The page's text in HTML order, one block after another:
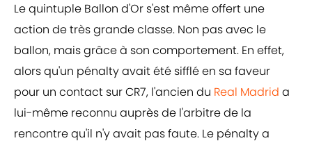
Le quintuple Ballon d'Or s'est même offert une
action de très grande classe. Non pas avec le
ballon, mais grâce à son comportement. En effet,
alors qu'un pénalty avait été sifflé en sa faveur
pour un contact sur CR7, l'ancien du Real Madrid a
lui-même reconnu auprès de l'arbitre de la
rencontre qu'il n'y avait pas faute. Le pénalty a